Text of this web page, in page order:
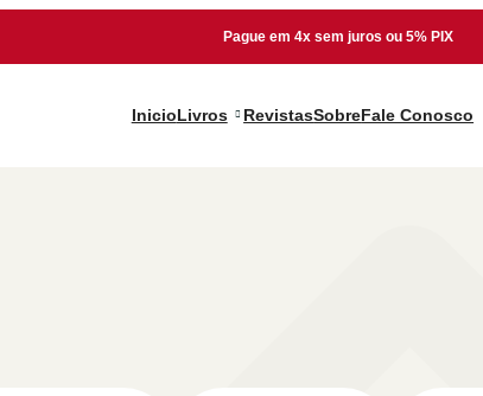
Pague em 4x sem juros ou 5% PIX
InicioLivros RevistasSobreFale Conosco